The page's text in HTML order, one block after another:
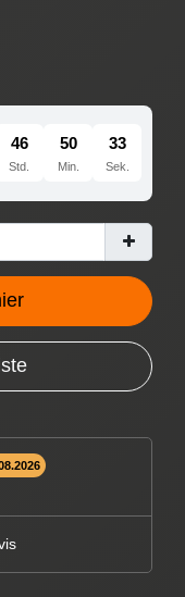
46
Std.
50
Min.
32
Sek.